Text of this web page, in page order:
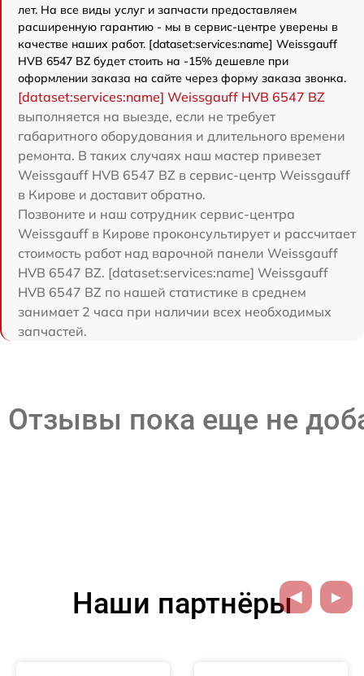
лет. На все виды услуг и запчасти предоставляем
расширенную гарантию - мы в сервис-центре уверены в
качестве наших работ. [dataset:services:name] Weissgauff
HVB 6547 BZ будет стоить на -15% дешевле при
оформлении заказа на сайте через форму заказа звонка.
[dataset:services:name] Weissgauff HVB 6547 BZ
выполняется на выезде, если не требует
габаритного оборудования и длительного времени
ремонта. В таких случаях наш мастер привезет
Weissgauff HVB 6547 BZ в сервис-центр Weissgauff
в Кирове и доставит обратно.
Позвоните и наш сотрудник сервис-центра
Weissgauff в Кирове проконсультирует и рассчитает
стоимость работ над варочной панели Weissgauff
HVB 6547 BZ. [dataset:services:name] Weissgauff
HVB 6547 BZ по нашей статистике в среднем
занимает 2 часа при наличии всех необходимых
запчастей.
Отзывы пока еще не
Наши партнёры